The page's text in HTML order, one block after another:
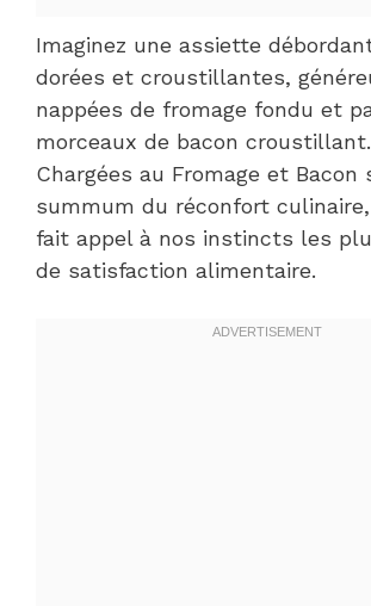
Imaginez une assiette
dorées et croustillantes,
nappées de fromage fondu et
morceaux de bacon
Chargées au Fromage et Bacon
summum du réconfort
fait appel à nos instincts les
de satisfaction alimentaire.